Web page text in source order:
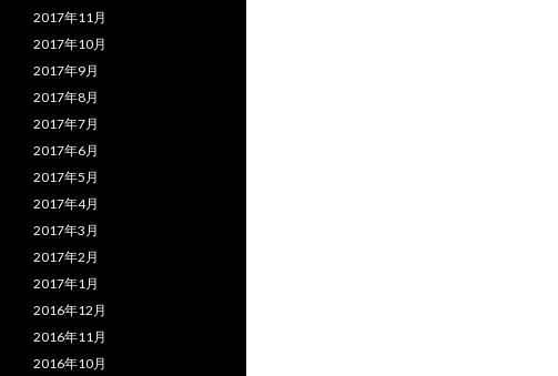
2017年11月
2017年10月
2017年9月
2017年8月
2017年7月
2017年6月
2017年5月
2017年4月
2017年3月
2017年2月
2017年1月
2016年12月
2016年11月
2016年10月